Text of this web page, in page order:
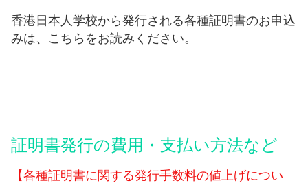
香港日本人学校から発行される各種証明書のお申込
みは、こちらをお読みください。
証明書発行の費用・支払い方法など
【各種証明書に関する発行手数料の値上げについ